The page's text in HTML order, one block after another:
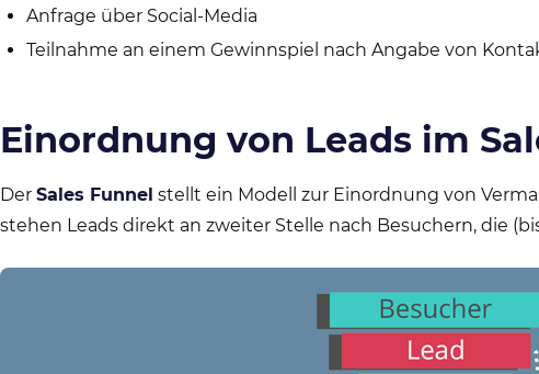
Anfrage über Social-Media
Teilnahme an einem Gewinnspiel nach Angabe von
Einordnung von Leads im
Der Sales Funnel stellt ein Modell zur Einordnung von
stehen Leads direkt an zweiter Stelle nach Besuchern, die